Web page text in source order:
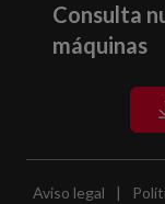
Consulta
máquinas
Aviso legal |